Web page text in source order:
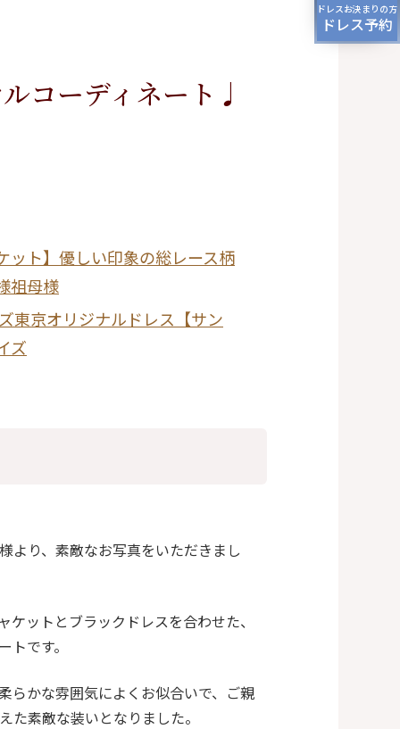
コーディネート♩
ット】優しい印象の総レース柄
祖母様
東京オリジナルドレス【サン
ズ
より、素敵なお写真をいただきまし
ットとブラックドレスを合わせた、
です。
らかな雰囲気によくお似合いで、ご親
た素敵な装いとなりました。
ドレスお決まりの方
ドレス予約